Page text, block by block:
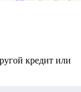
кредит или